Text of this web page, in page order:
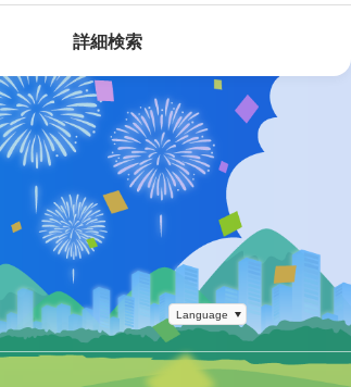
詳細検索